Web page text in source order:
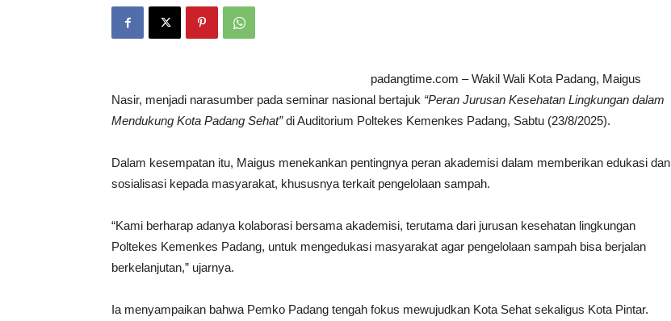
padangtime.com – Wakil Wali Kota Padang, Maigus
Nasir, menjadi narasumber pada seminar nasional bertajuk “Peran Jurusan Kesehatan Lingkungan dalam
Mendukung Kota Padang Sehat”di Auditorium Poltekes Kemenkes Padang, Sabtu (23/8/2025).
Dalam kesempatan itu, Maigus menekankan pentingnya peran akademisi dalam memberikan edukasi dan
sosialisasi kepada masyarakat, khususnya terkait pengelolaan sampah.
“Kami berharap adanya kolaborasi bersama akademisi, terutama dari jurusan kesehatan lingkungan
Poltekes Kemenkes Padang, untuk mengedukasi masyarakat agar pengelolaan sampah bisa berjalan
berkelanjutan,” ujarnya.
Ia menyampaikan bahwa Pemko Padang tengah fokus mewujudkan Kota Sehat sekaligus Kota Pintar.